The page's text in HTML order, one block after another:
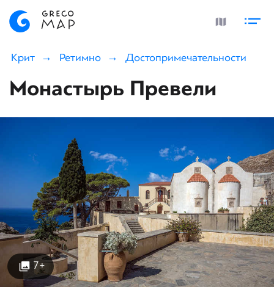
Крит Ретимно Достопримечательности
Монастырь Превели
7+